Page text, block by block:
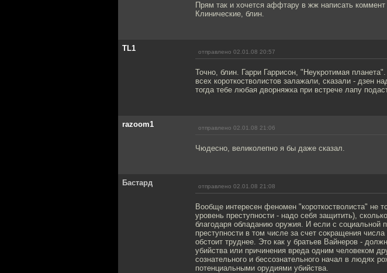
Прям так и хочется аффтару в жж написать
Клинические, блин.
TL1 отправлено 02.01.08 20:57
Точно, блин. Гарри Гаррисон, "Неукротимая
всех короткостволистов залажали, сказали - дзен
тогда тебе любая дворняжка при встрече лапу
razoom1 отправлено 02.01.08 21:06
Чюдесно, великолепно я бы даже сказал.
Бастард отправлено 02.01.08 21:08
Вообще интересен феномен "короткостволиста" не
уровень преступности - надо себя защитить),
благодаря обладанию оружия. И если с социальной
преступности в том числе за счет сокращения
обстоит труднее. Это как у братьев Вайнеров -
убийства или причинения вреда одним человеком
сознательного и бессознательного начал в людях
потенциальными орудиями убийства.